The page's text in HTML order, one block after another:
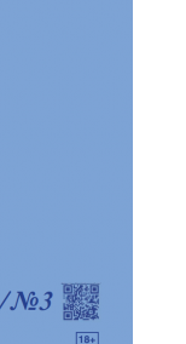
Обратная